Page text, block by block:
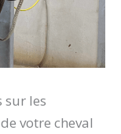
sur les
votre cheval